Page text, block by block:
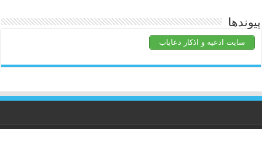
پیوندها
سایت ادعیه و اذکار دعایاب